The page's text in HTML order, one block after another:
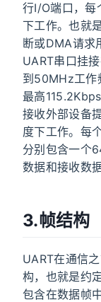
行I/O端口，每
下工作。也就
断或DMA请求
UART串口挂
到50MHz工作
最高
接收外部设备
度下工作。每
分别包含一个
数据和接收数据
3.帧结构
UART在通信
构，也就是约
包含在数据帧